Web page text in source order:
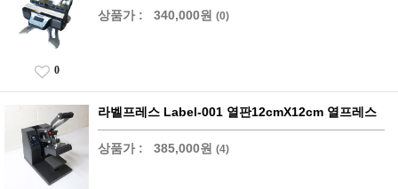
상품가 : 340,000원 (0)
0
라벨프레스 Label-001 열판12cmX12cm 열프레스
상품가 : 385,000원 (4)